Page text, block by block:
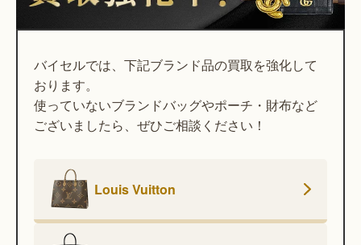
バイセルでは、下記ブランド品の買取を強化して
おります。
使っていないブランドバッグやポーチ・財布など
ございましたら、ぜひご相談ください！
Louis Vuitton